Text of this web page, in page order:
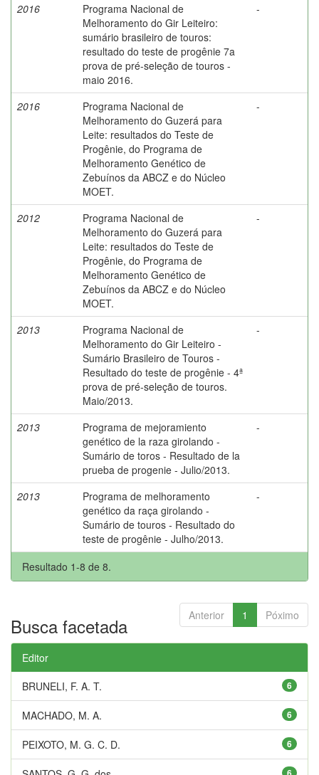
2016
Programa Nacional de
Melhoramento do Gir Leiteiro:
sumário brasileiro de touros:
resultado do teste de progênie 7a
prova de pré-seleção de touros -
maio 2016.
-
2016
Programa Nacional de
Melhoramento do Guzerá para
Leite: resultados do Teste de
Progênie, do Programa de
Melhoramento Genético de
Zebuínos da ABCZ e do Núcleo
MOET.
-
2012
Programa Nacional de
Melhoramento do Guzerá para
Leite: resultados do Teste de
Progênie, do Programa de
Melhoramento Genético de
Zebuínos da ABCZ e do Núcleo
MOET.
-
2013
Programa Nacional de
Melhoramento do Gir Leiteiro -
Sumário Brasileiro de Touros -
Resultado do teste de progênie - 4ª
prova de pré-seleção de touros.
Maio/2013.
-
2013
Programa de mejoramiento
genético de la raza girolando -
Sumário de toros - Resultado de la
prueba de progenie - Julio/2013.
-
2013
Programa de melhoramento
genético da raça girolando -
Sumário de touros - Resultado do
teste de progênie - Julho/2013.
-
Resultado 1-8 de 8.
Anterior 1 Póximo
Busca facetada
Editor
6
BRUNELI, F. A. T.
6
MACHADO, M. A.
6
PEIXOTO, M. G. C. D.